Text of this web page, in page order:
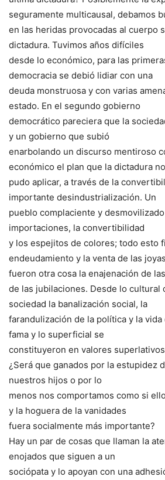
seguramente multicausal, debamos
en las heridas provocadas al cuerpo
dictadura. Tuvimos años difíciles
desde lo económico, para las
democracia se debió lidiar con una
deuda monstruosa y con varias
estado. En el segundo gobierno
democrático pareciera que la
y un gobierno que subió
enarbolando un discurso mentiroso
económico el plan que la dictadura no
pudo aplicar, a través de la
importante desindustrialización. Un
pueblo complaciente y
importaciones, la convertibilidad
y los espejitos de colores; todo esto
endeudamiento y la venta de las
fueron otra cosa la enajenación de
de las jubilaciones. Desde lo cultural
sociedad la banalización social, la
farandulización de la política y la
fama y lo superficial se
constituyeron en valores
¿Será que ganados por la estupidez
nuestros hijos o por lo
menos nos comportamos como si
y la hoguera de la vanidades
fuera socialmente más importante?
Hay un par de cosas que llaman la
enojados que siguen a un
sociópata y lo apoyan con una